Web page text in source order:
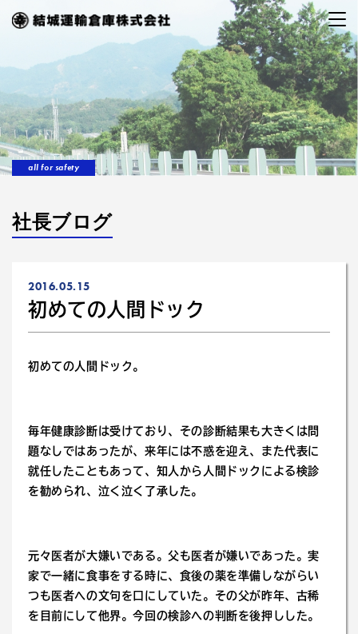
all for safety
社長ブログ
2016.05.15
初めての人間ドック
初めての人間ドック。
毎年健康診断は受けており、その診断結果も大きくは問
題なしではあったが、来年には不惑を迎え、また代表に
就任したこともあって、知人から人間ドックによる検診
を勧められ、泣く泣く了承した。
元々医者が大嫌いである。父も医者が嫌いであった。実
家で一緒に食事をする時に、食後の薬を準備しながらい
つも医者への文句を口にしていた。その父が昨年、古稀
を目前にして他界。今回の検診への判断を後押しした。